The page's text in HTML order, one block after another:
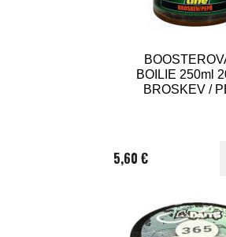
BOILIE 250ml
BROSKEV /
5,60 €